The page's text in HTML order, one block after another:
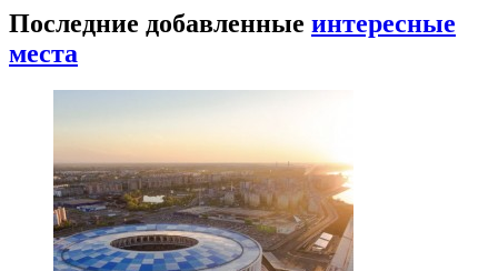
Последние добавленные интересные
места